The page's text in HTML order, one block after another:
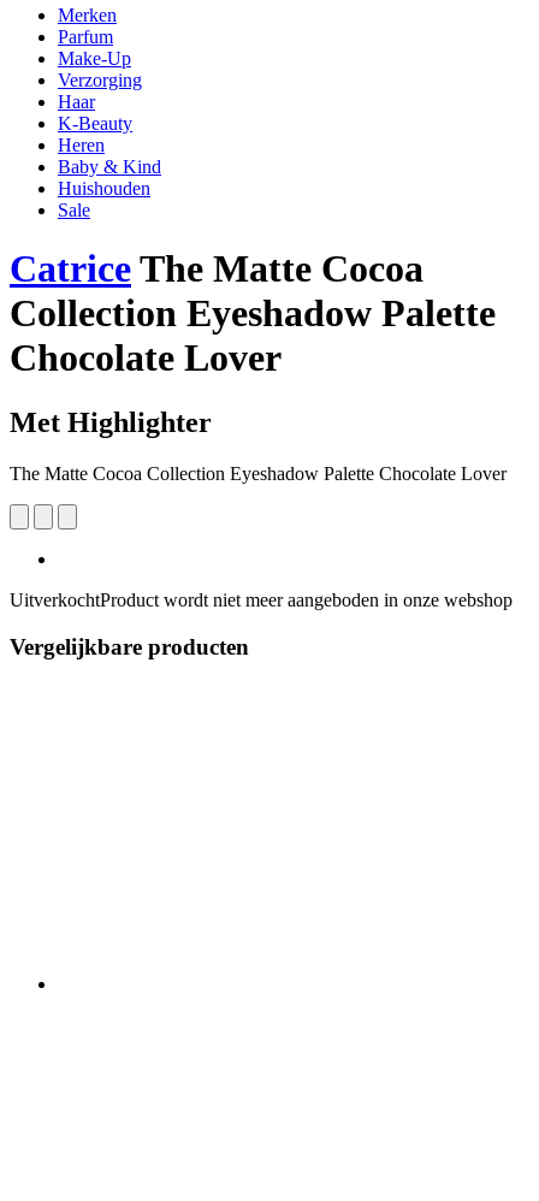
Merken
Parfum
Make-Up
Verzorging
Haar
K-Beauty
Heren
Baby & Kind
Huishouden
Sale
CatriceThe Matte Cocoa
Collection Eyeshadow Palette
Chocolate Lover
Met Highlighter
The Matte Cocoa Collection Eyeshadow Palette Chocolate Lover
UitverkochtProduct wordt niet meer aangeboden in onze webshop
Vergelijkbare producten